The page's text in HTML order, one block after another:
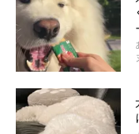
・面長な輪郭をしている
・額が浅い
・歯がオオカミのように
・細身で引き締まった